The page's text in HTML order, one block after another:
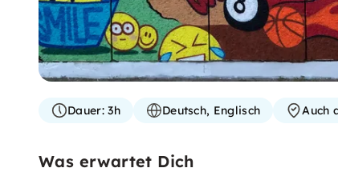
Dauer:3h Deutsch, Englisch Auch
Was erwartet Dich